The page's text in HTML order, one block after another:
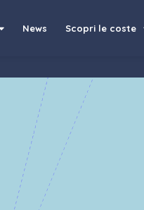
News Scopri le coste